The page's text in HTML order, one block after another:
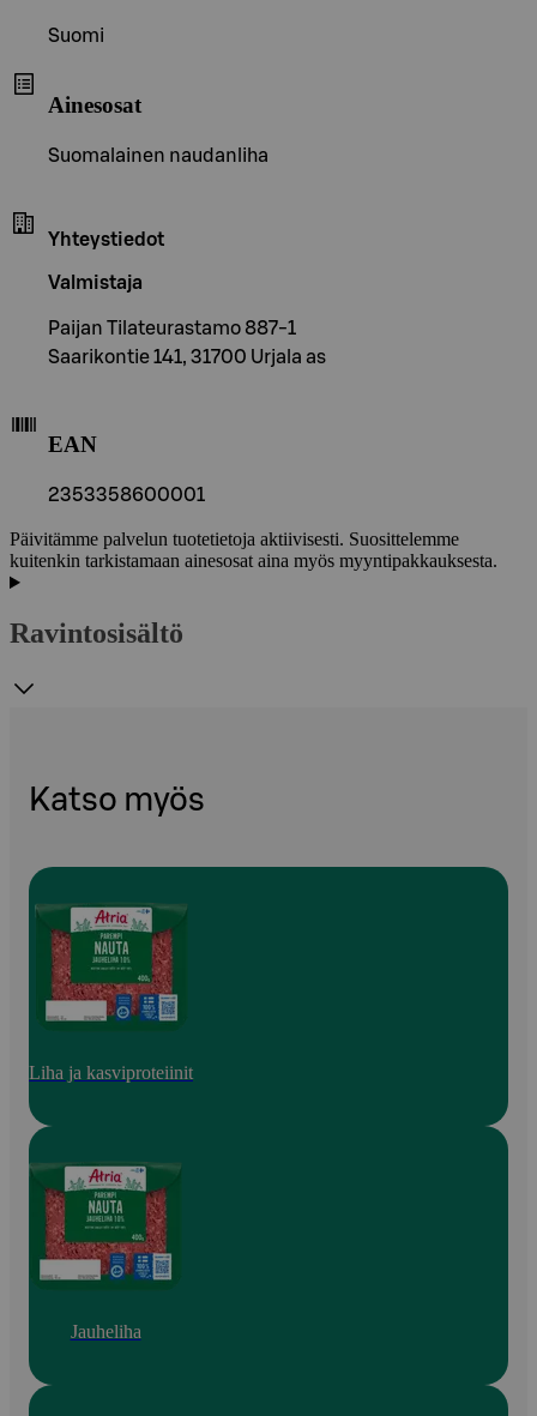
Suomi
Ainesosat
Suomalainen naudanliha
Yhteystiedot
Valmistaja
Paijan Tilateurastamo 887-1
Saarikontie 141, 31700 Urjala as
EAN
2353358600001
Päivitämme palvelun tuotetietoja aktiivisesti. Suosittelemme
kuitenkin tarkistamaan ainesosat aina myös myyntipakkauksesta.
Ravintosisältö
Katso myös
Liha ja kasviproteiinit
Jauheliha